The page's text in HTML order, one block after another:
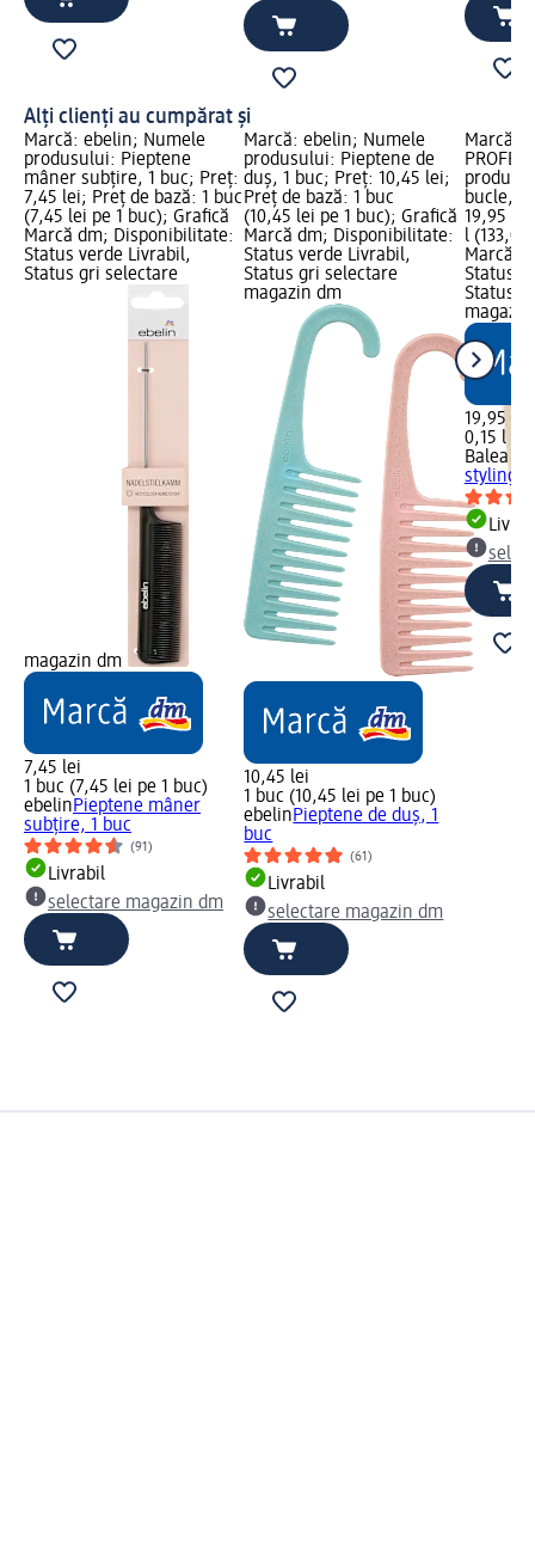
Alți clienți au cumpărat și
Marcă: ebelin; Numele
produsului: Pieptene
mâner subțire, 1 buc; Preț:
7,45 lei; Preț de bază: 1 buc
(7,45 lei pe 1 buc); Grafică
Marcă dm; Disponibilitate:
Status verde Livrabil,
Status gri selectare
magazin dm
7,45 lei
1 buc (7,45 lei pe 1 buc)
ebelinPieptene mâner
subțire, 1 buc
(91)
Livrabil
selectare magazin dm
Marcă: ebelin; Numele
produsului: Pieptene de
duș, 1 buc; Preț: 10,45 lei;
Preț de bază: 1 buc
(10,45 lei pe 1 buc); Grafică
Marcă dm; Disponibilitate:
Status verde Livrabil,
Status gri selectare
magazin dm
10,45 lei
1 buc (10,45 lei pe 1 buc)
ebelinPieptene de duș, 1
buc
(61)
Livrabil
selectare magazin dm
Marcă:
bucle,
19,95
l
Marcă
Status
Status
19,95 lei
0,15 l
Balea
styling